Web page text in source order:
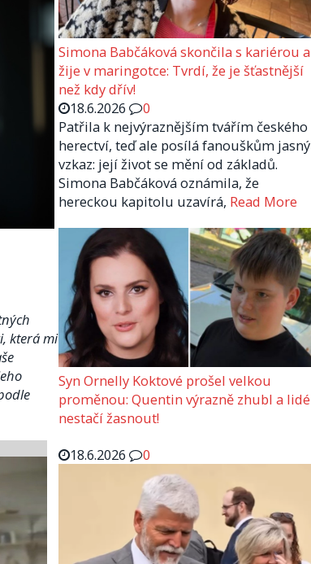
která mi
Simona Babčáková skončila s kariérou a
žije v maringotce: Tvrdí, že je šťastnější
než kdy dřív!
18.6.2026
0
Patřila k nejvýraznějším tvářím českého
herectví, teď ale posílá fanouškům jasný
vzkaz: její život se mění od základů.
Simona Babčáková oznámila, že
hereckou kapitolu uzavírá, Read More
Syn Ornelly Koktové prošel velkou
proměnou: Quentin výrazně zhubl a lidé
nestačí žasnout!
18.6.2026
0